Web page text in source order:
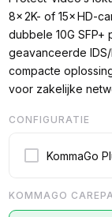
8× 2K- of 15× HD-
dubbele 10G SFP+
geavanceerde
compacte
voor zakelijke
CONFIGURATIE
KommaGo
KOMMAGO